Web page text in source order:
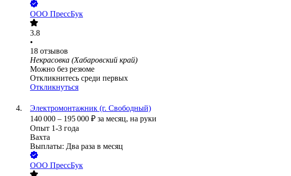
ООО ПрессБук
3.8
•
18 отзывов
Некрасовка (Хабаровский край)
Можно без резюме
Откликнитесь среди первых
Откликнуться
Электромонтажник (г. Свободный)
140 000 – 195 000 ₽ за месяц, на руки
Опыт 1-3 года
Вахта
Выплаты: Два раза в месяц
ООО ПрессБук